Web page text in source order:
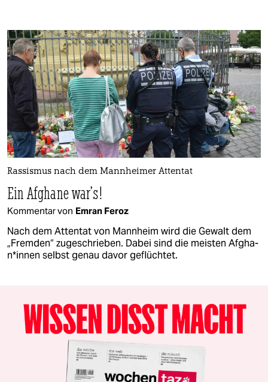
Rassismus nach dem Mannheimer Attentat
Ein Afghane war’s!
Kommentar von Emran Feroz
Nach dem Attentat von Mannheim wird die Gewalt dem
„Fremden“ zugeschrieben. Dabei sind die meisten Af­gha­
n*in­nen selbst genau davor geflüchtet.